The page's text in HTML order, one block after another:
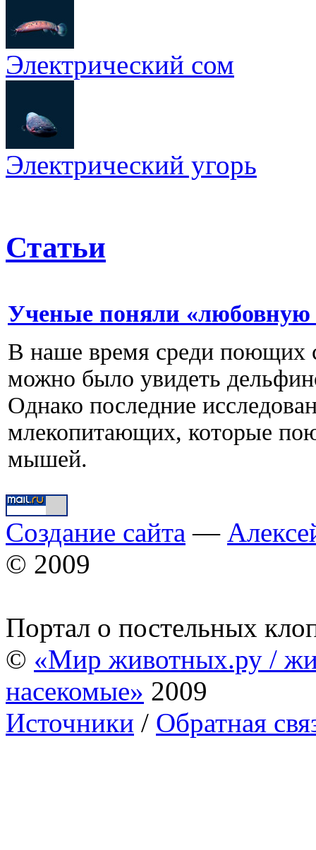
Электрический сом
Электрический угорь
Статьи
Ученые поняли
В наше время среди поющих
можно было увидеть
Однако последние
млекопитающих, которые
мышей.
Создание сайта —
© 2009
Портал о постельных
© «Мир животных.ру /
насекомые» 2009
Источники / Обратная